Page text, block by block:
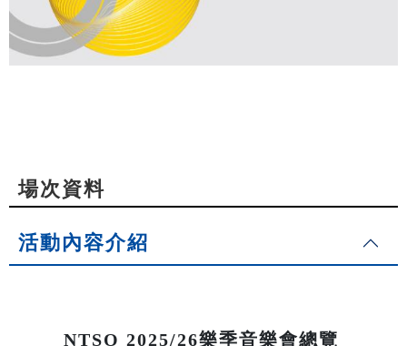
場次資料
活動內容介紹
NTSO 2025/26樂季音樂會總覽